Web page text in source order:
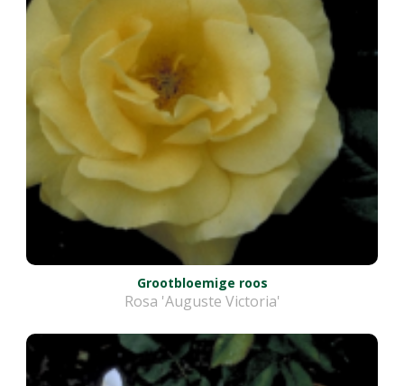
Grootbloemige roos
Rosa 'Auguste Victoria'